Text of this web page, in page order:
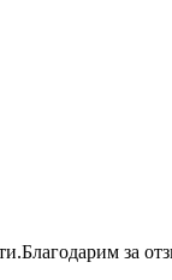
за